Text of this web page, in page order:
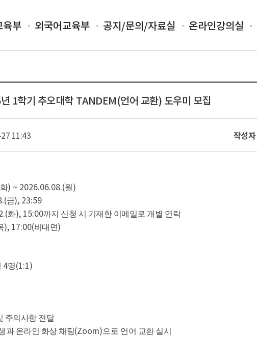
육부 외국어교육부 공지/문의/자료실 온라인강의실
1학기 추오대학 TANDEM(언어 교환) 도우미 모집
11:43 작성자
화) ~ 2026.06.08.(월)
금), 23:59
화), 15:00까지 신청 시 기재한 이메일로 개별 연락
), 17:00(비대면)
4명(1:1)
주의사항 전달
과 온라인 화상 채팅(Zoom)으로 언어 교환 실시